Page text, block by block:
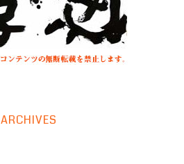
ARCHIVES